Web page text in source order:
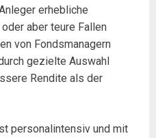
erhebliche
aber teure Fallen
von Fondsmanagern
gezielte Auswahl
Rendite als der
personalintensiv und mit